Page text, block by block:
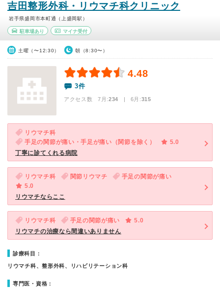
吉田整形外科・リウマチ科クリニック
岩手県盛岡市本町通（上盛岡駅）
駐車場あり マイナ受付
土曜（〜12:30） 朝（8:30〜）
4.48
3件
アクセス数 7月:234 | 6月:315
リウマチ科
手足の関節が痛い・手足が痛い（関節を除く）
5.0
丁寧に診てくれる病院
リウマチ科 関節リウマチ
手足の関節が痛い
5.0
リウマチならここ
リウマチ科 手足の関節が痛い
5.0
リウマチの治療なら間違いありません
診療科目：
リウマチ科、整形外科、リハビリテーション科
専門医・資格：